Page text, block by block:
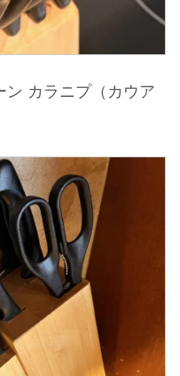
ン カラニプ（カウア